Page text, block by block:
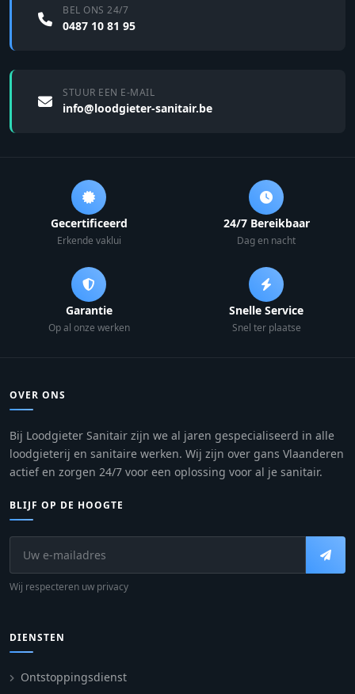
BEL ONS 24/7
0487 10 81 95
STUUR EEN E-MAIL
info@loodgieter-sanitair.be
Gecertificeerd
Erkende vaklui
24/7 Bereikbaar
Dag en nacht
Garantie
Op al onze werken
Snelle Service
Snel ter plaatse
OVER ONS
Bij Loodgieter Sanitair zijn we al jaren gespecialiseerd in alle
loodgieterij en sanitaire werken. Wij zijn over gans Vlaanderen
actief en zorgen 24/7 voor een oplossing voor al je sanitair.
BLIJF OP DE HOOGTE
Wij respecteren uw privacy
DIENSTEN
Ontstoppingsdienst